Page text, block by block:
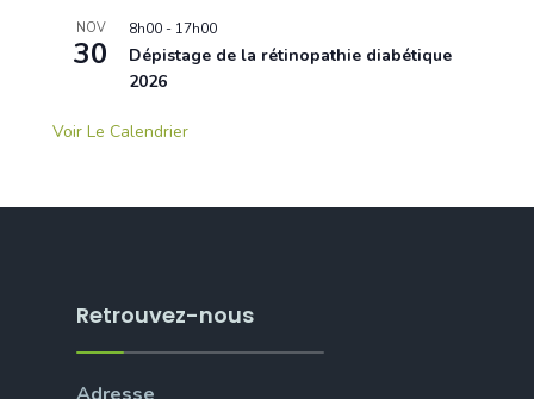
NOV
30
8h00 - 17h00
Dépistage de la rétinopathie diabétique
2026
Voir Le Calendrier
Retrouvez-nous